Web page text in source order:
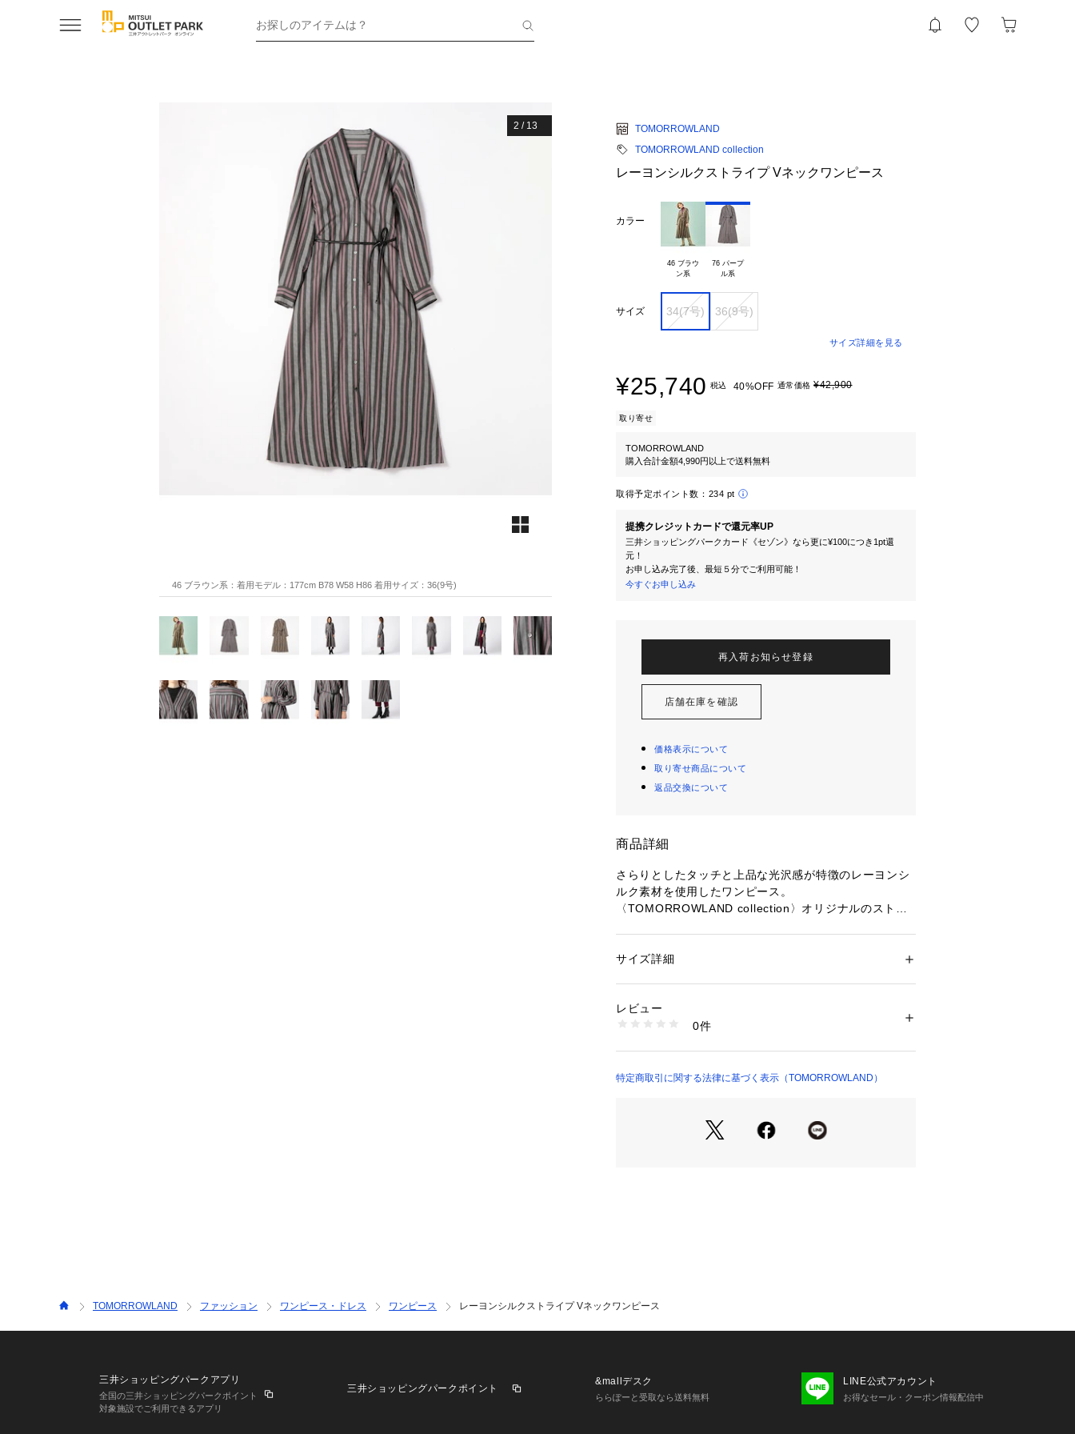
お探しのアイテムは？
2 / 13
46 ブラウン系：着用モデル：177cm B78 W58 H86 着用サイズ：36(9号)
TOMORROWLAND
TOMORROWLAND collection
レーヨンシルクストライプ Vネックワンピース
カラー
46 ブラウ
76 パープ
サイズ 34(7号) 36(9号)
サイズ詳細を見る
¥25,740 税込 40%OFF 通常価格 ¥42,900
取り寄せ
TOMORROWLAND
購入合計金額4,990円以上で送料無料
取得予定ポイント数： 234 pt
提携クレジットカードで還元率UP
三井ショッピングパークカード《セゾン》なら更に¥100につき1pt還
元！
お申し込み完了後、最短５分でご利用可能！
今すぐお申し込み
再入荷お知らせ登録
店舗在庫を確認
価格表示について
取り寄せ商品について
返品交換について
商品詳細
さらりとしたタッチと上品な光沢感が特徴のレーヨンシ
ルク素材を使用したワンピース。
〈TOMORROWLAND collection〉オリジナルのストラ
グがエレガントかつクラシカルな雰囲気を演出。
分に合わせて雰囲気を変えてお楽しみいただけます。
一枚でさらりと着用するだけで決まる主役級のアイテ
2019AW商品
商品番号:13069406101
あるため、やさしいお取扱いをお願いいたします。
性別：レディース
洗濯：洗濯不可、漂白不可、タンブル乾燥不可、アイロン仕上げ
可、ドライ可、ウエットクリーニング不可
い
13069406101 （ショップ）
サイズ詳細
レビュー
0件
特定商取引に関する法律に基づく表示（TOMORROWLAND）
TOMORROWLAND ファッション ワンピース・ドレス ワンピース レーヨンシルクストライプ Vネックワンピース
三井ショッピングパークアプリ
全国の三井ショッピングパークポイント
対象施設でご利用できるアプリ
三井ショッピングパークポイント
&mallデスク
ららぽーと受取なら送料無料
LINE公式アカウント
お得なセール・クーポン情報配信中